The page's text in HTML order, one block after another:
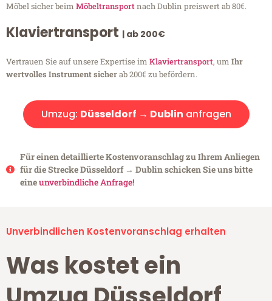
Möbel sicher beim Möbeltransportnach Dublin preiswert ab 80€.
Klaviertransport | ab 200€
Vertrauen Sie auf unsere Expertise im Klaviertransport, um Ihr
wertvolles Instrument sicherab 200€ zu befördern.
Umzug: Düsseldorf → Dublin anfragen
Für einen detaillierte Kostenvoranschlag zu Ihrem Anliegen
für die Strecke Düsseldorf → Dublin schicken Sie uns bitte
eineunverbindliche Anfrage!
Unverbindlichen Kostenvoranschlag erhalten
Was kostet ein